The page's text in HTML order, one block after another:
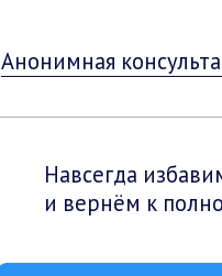
Анонимная
Навсегда
и вернём к